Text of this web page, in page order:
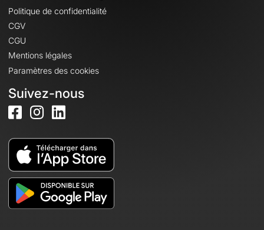
Politique de confidentialité
CGV
CGU
Mentions légales
Paramètres des cookies
Suivez-nous